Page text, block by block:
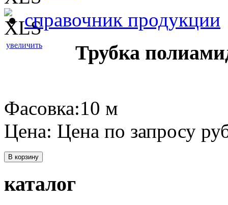
справочник продукции
увеличить Трубка
Фасовка:10 м
Цена: Цена по запросу
В корзину
каталог